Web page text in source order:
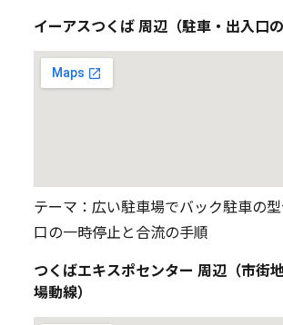
イーアスつくば 周辺（駐車・出入口の
テーマ：広い駐車場でバック駐車の
口の一時停止と合流の手順
つくばエキスポセンター 周辺（市街
場動線）